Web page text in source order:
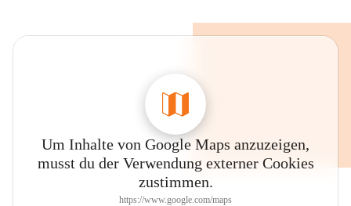
Um Inhalte von Google Maps anzuzeigen,
musst du der Verwendung externer Cookies
zustimmen.
https://www.google.com/maps